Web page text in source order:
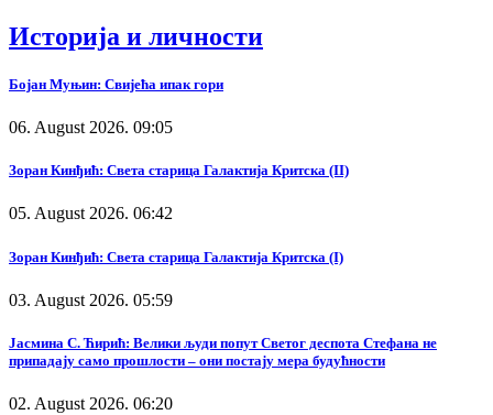
Историја и личности
Бојан Муњин: Свијећа ипак гори
06. August 2026. 09:05
Зоран Кинђић: Света старица Галактија Критска (II)
05. August 2026. 06:42
Зоран Кинђић: Света старица Галактија Критска (I)
03. August 2026. 05:59
Јасмина С. Ћирић: Велики људи попут Светог деспота Стефана не
припадају само прошлости – они постају мера будућности
02. August 2026. 06:20